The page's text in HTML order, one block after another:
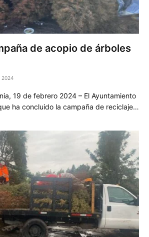
de acopio de árboles
2024
19 de febrero 2024 – El Ayuntamiento
ha concluido la campaña de reciclaje…